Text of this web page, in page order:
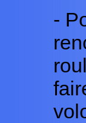
-